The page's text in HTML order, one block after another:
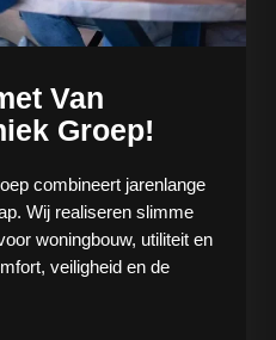
Van
Groep!
combineert jarenlange
Wij realiseren slimme
woningbouw, utiliteit en
veiligheid en de